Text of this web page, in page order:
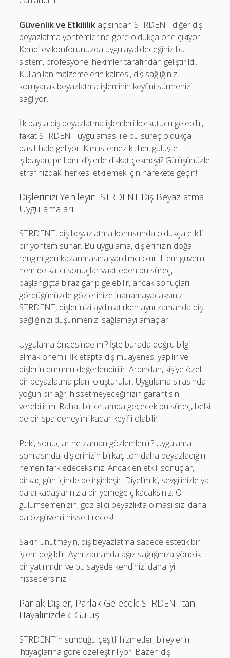
Güvenlik ve Etkililik açısından STRDENT diğer diş
beyazlatma yöntemlerine göre oldukça öne çıkıyor.
Kendi ev konforunuzda uygulayabileceğiniz bu
sistem, profesyonel hekimler tarafından geliştirildi.
Kullanılan malzemelerin kalitesi, diş sağlığınızı
koruyarak beyazlatma işleminin keyfini sürmenizi
sağlıyor.
İlk başta diş beyazlatma işlemleri korkutucu gelebilir,
fakat STRDENT uygulaması ile bu süreç oldukça
basit hale geliyor. Kim istemez ki, her gülüşte
ışıldayan, pırıl pırıl dişlerle dikkat çekmeyi? Gülüşünüzle
etrafınızdaki herkesi etkilemek için harekete geçin!
Dişlerinizi Yenileyin: STRDENT Diş Beyazlatma
Uygulamaları
STRDENT, diş beyazlatma konusunda oldukça etkili
bir yöntem sunar. Bu uygulama, dişlerinizin doğal
rengini geri kazanmasına yardımcı olur. Hem güvenli
hem de kalıcı sonuçlar vaat eden bu süreç,
başlangıçta biraz garip gelebilir, ancak sonuçları
gördüğünüzde gözlerinize inanamayacaksınız.
STRDENT, dişlerinizi aydınlatırken aynı zamanda diş
sağlığınızı düşünmenizi sağlamayı amaçlar.
Uygulama öncesinde mi? İşte burada doğru bilgi
almak önemli. İlk etapta diş muayenesi yapılır ve
dişlerin durumu değerlendirilir. Ardından, kişiye özel
bir beyazlatma planı oluşturulur. Uygulama sırasında
yoğun bir ağrı hissetmeyeceğinizin garantisini
verebilirim. Rahat bir ortamda geçecek bu süreç, belki
de bir spa deneyimi kadar keyifli olabilir!
Peki, sonuçlar ne zaman gözlemlenir? Uygulama
sonrasında, dişlerinizin birkaç ton daha beyazladığını
hemen fark edeceksiniz. Ancak en etkili sonuçlar,
birkaç gün içinde belirginleşir. Diyelim ki, sevgilinizle ya
da arkadaşlarınızla bir yemeğe çıkacaksınız. O
gülümsemenizin, göz alıcı beyazlıkta olması sizi daha
da özgüvenli hissettirecek!
Sakın unutmayın, diş beyazlatma sadece estetik bir
işlem değildir. Aynı zamanda ağız sağlığınıza yönelik
bir yatırımdır ve bu sayede kendinizi daha iyi
hissedersiniz.
Parlak Dişler, Parlak Gelecek: STRDENT’tan
Hayalinizdeki Gülüş!
STRDENT’in sunduğu çeşitli hizmetler, bireylerin
ihtiyaçlarına göre özelleştiriliyor. Bazen diş